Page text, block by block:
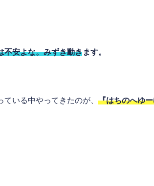
不安よな。みずき動きます。
ている中やってきたのが、 『はちのへゆー